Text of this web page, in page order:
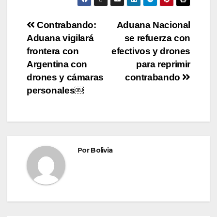
Aduana Nacional
se refuerza con
efectivos y drones
para reprimir
contrabando
Contrabando:
Aduana vigilará
frontera con
Argentina con
drones y cámaras
personales￼
PorBolivia